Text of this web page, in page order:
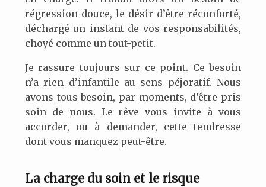
régression douce, le désir d’être réconforté,
déchargé un instant de vos responsabilités,
choyé comme un tout-petit.
Je rassure toujours sur ce point. Ce besoin
n’a rien d’infantile au sens péjoratif. Nous
avons tous besoin, par moments, d’être pris
soin de nous. Le rêve vous invite à vous
accorder, ou à demander, cette tendresse
dont vous manquez peut-être.
La charge du soin et le risque